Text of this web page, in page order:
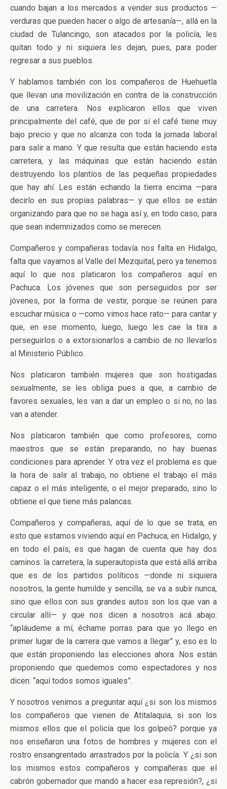
cuando bajan a los mercados a vender sus productos —
verduras que pueden hacer o algo de artesanía—, allá en la
ciudad de Tulancingo, son atacados por la policía, les
quitan todo y ni siquiera les dejan, pues, para poder
regresar a sus pueblos.
Y hablamos también con los compañeros de Huehuetla
que llevan una movilización en contra de la construcción
de una carretera. Nos explicaron ellos que viven
principalmente del café, que de por sí el café tiene muy
bajo precio y que no alcanza con toda la jornada laboral
para salir a mano. Y que resulta que están haciendo esta
carretera, y las máquinas que están haciendo están
destruyendo los plantíos de las pequeñas propiedades
que hay ahí. Les están echando la tierra encima —para
decirlo en sus propias palabras— y que ellos se están
organizando para que no se haga así y, en todo caso, para
que sean indemnizados como se merecen.
Compañeros y compañeras todavía nos falta en Hidalgo,
falta que vayamos al Valle del Mezquital, pero ya tenemos
aquí lo que nos platicaron los compañeros aquí en
Pachuca. Los jóvenes que son perseguidos por ser
jóvenes, por la forma de vestir, porque se reúnen para
escuchar música o —como vimos hace rato— para cantar y
que, en ese momento, luego, luego les cae la tira a
perseguirlos o a extorsionarlos a cambio de no llevarlos
al Ministerio Público.
Nos platicaron también mujeres que son hostigadas
sexualmente, se les obliga pues a que, a cambio de
favores sexuales, les van a dar un empleo o si no, no las
van a atender.
Nos platicaron también que como profesores, como
maestros que se están preparando, no hay buenas
condiciones para aprender. Y otra vez el problema es que
la hora de salir al trabajo, no obtiene el trabajo el más
capaz o el más inteligente, o el mejor preparado, sino lo
obtiene el que tiene más palancas.
Compañeros y compañeras, aquí de lo que se trata, en
esto que estamos viviendo aquí en Pachuca, en Hidalgo, y
en todo el país, es que hagan de cuenta que hay dos
caminos: la carretera, la superautopista que está allá arriba
que es de los partidos políticos —donde ni siquiera
nosotros, la gente humilde y sencilla, se va a subir nunca,
sino que ellos con sus grandes autos son los que van a
circular allí— y que nos dicen a nosotros acá abajo:
“apláudeme a mí, échame porras para que yo llego en
primer lugar de la carrera que vamos a llegar” y, eso es lo
que están proponiendo las elecciones ahora. Nos están
proponiendo que quedemos como espectadores y nos
dicen: “aquí todos somos iguales”.
Y nosotros venimos a preguntar aquí ¿si son los mismos
los compañeros que vienen de Atitalaquia, si son los
mismos ellos que el policía que los golpeó? porque ya
nos enseñaron una fotos de hombres y mujeres con el
rostro ensangrentado arrastrados por la policía. Y ¿si son
los mismos estos compañeros y compañeras que el
cabrón gobernador que mandó a hacer esa represión?, ¿si